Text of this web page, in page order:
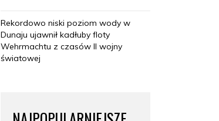
Rekordowo niski poziom wody w
Dunaju ujawnił kadłuby floty
Wehrmachtu z czasów II wojny
światowej